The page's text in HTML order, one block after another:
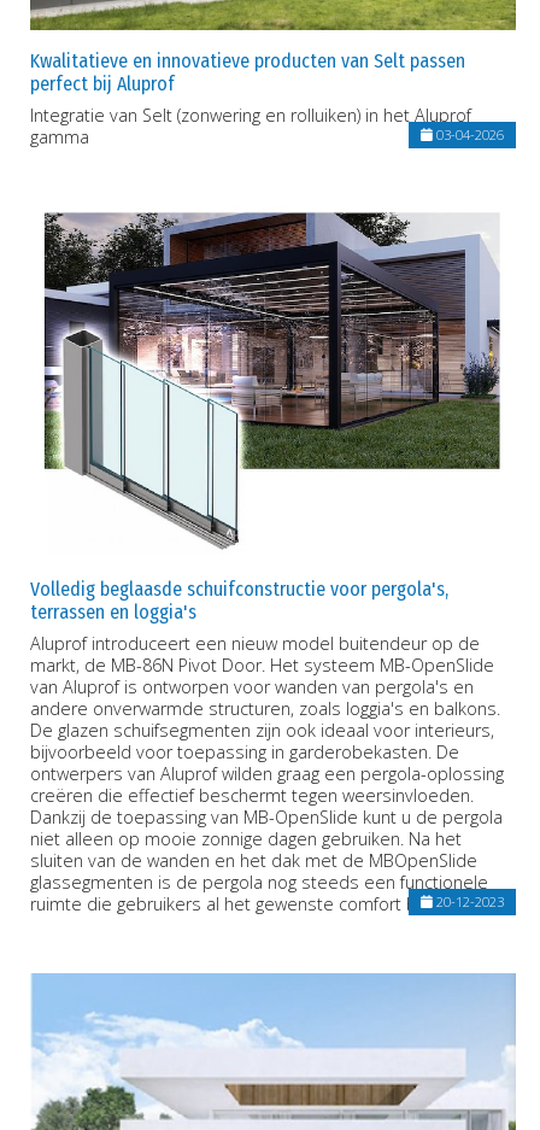
Kwalitatieve en innovatieve producten van Selt passen
perfect bij Aluprof
Integratie van Selt (zonwering en rolluiken) in het Aluprof
gamma
03-04-2026
Volledig beglaasde schuifconstructie voor pergola's,
terrassen en loggia's
Aluprof introduceert een nieuw model buitendeur op de
markt, de MB-86N Pivot Door. Het systeem MB-OpenSlide
van Aluprof is ontworpen voor wanden van pergola's en
andere onverwarmde structuren, zoals loggia's en balkons.
De glazen schuifsegmenten zijn ook ideaal voor interieurs,
bijvoorbeeld voor toepassing in garderobekasten. De
ontwerpers van Aluprof wilden graag een pergola-oplossing
creëren die effectief beschermt tegen weersinvloeden.
Dankzij de toepassing van MB-OpenSlide kunt u de pergola
niet alleen op mooie zonnige dagen gebruiken. Na het
sluiten van de wanden en het dak met de MBOpenSlide
glassegmenten is de pergola nog steeds een functionele
ruimte die gebruikers al het gewenste comfort biedt.20-12-2023